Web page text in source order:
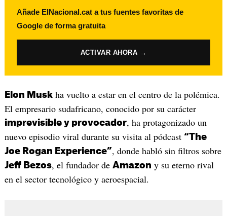
Añade ElNacional.cat a tus fuentes favoritas de
Google de forma gratuita
ACTIVAR AHORA →
Elon Muskha vuelto a estar en el centro de la polémica.
El empresario sudafricano, conocido por su carácter
imprevisible y provocador, ha protagonizado un
nuevo episodio viral durante su visita al pódcast “The
Joe Rogan Experience”, donde habló sin filtros sobre
Jeff Bezos, el fundador de Amazon y su eterno rival
en el sector tecnológico y aeroespacial.